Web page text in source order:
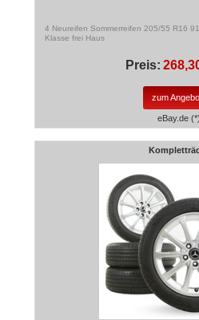
4 Neureifen Sommerreifen 205/55 R16
Klasse frei Haus
Preis:
zum
eBay.de (*)